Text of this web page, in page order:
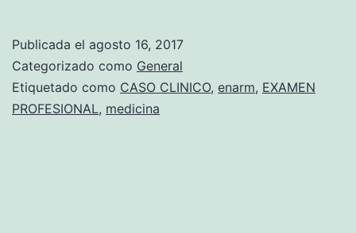
Publicada el agosto 16, 2017
Categorizado como General
Etiquetado como CASO CLINICO, enarm, EXAMEN
PROFESIONAL, medicina